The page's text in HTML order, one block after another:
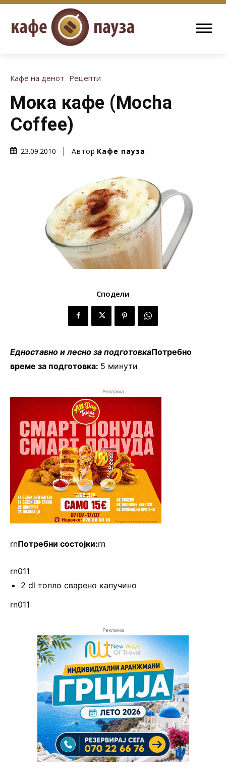
Кафе на денот Рецепти
Мока кафе (Mocha
Coffee)
23.09.2010 Автор Кафе пауза
Сподели
Едноставно и лесно за подготовкаПотребно
време за подготовка: 5 минути
Реклама
rnПотребни состојки:rn
rn011
2 dl топло сварено капучино
rn011
Реклама